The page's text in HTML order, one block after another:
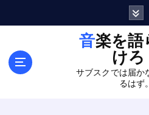
音楽を語らして
けろ
サブスクでは届か
るはず。